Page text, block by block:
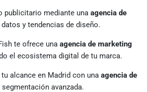
publicitario mediante una agencia de
datos y tendencias de diseño.
te ofrece una agencia de marketing
el ecosistema digital de tu marca.
alcance en Madrid con una agencia de
segmentación avanzada.